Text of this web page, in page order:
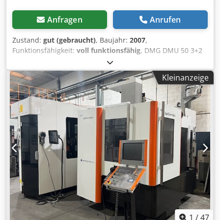
anspruchsvolle Dreharbeiten im allgemeinen
Maschinenbau sowie in der Serien- und
Einzelteilfertigung. Der stabile Aufbau mit Verfahrwegen
von 234 mm in der X-Achse und 625 mm in der Z-Achse
sowie einem Stangendurchlass von ca. 65 mm ermöglicht
eine flexible Aufnahme unterschiedlichster
Werkstückgeometrien – bei einer max. Nutzlast in der
Futterbearbeitung von 300 kg und einem max.
Ladegewicht von 500 kg. Die leistungsstarke Hauptspindel
mit 8″-Spannfuttergröße und bis zu 5.000 U/min
gewährleistet hohe Zerspanleistung und Präzision. Die
Maschine ist mit einer modernen MAZATROL SmoothG-
Steuerung ausgestattet, die eine intuitive Bedienung,
schnelle Programmierung sowie hohe Prozesssicherheit
bietet. Der 16-fach Werkzeugrevolver (VDI 40,
Schnellwechselfunktion) ermöglicht flexible und effiziente
Bearbeitungsprozesse auch bei komplexen
Fertigungsaufgaben. Der Reitstock (MT Nr. 5, 550 mm
Verfahrweg) sorgt zusätzlich für sicheren Halt bei langen
Werkstücken. Zur weiteren Prozesssicherheit und
Anfragen Anrufen
Zustand: gut (gebraucht), Baujahr: 2007,
Funktionsfähigkeit: voll funktionsfähig, DMG DMU 50 3+2
Achsen SPINDEL überholt 01/2026 Steuerung Heidenhain
iTNC 530 Stunden : 11275h Programm x-Weg 500 mm y-
Weg 450 mm z-Weg 400 mm Steuerung iTNC 530
Heidenhain Drehzahlbereich - Hauptspindel 20 - 10.000
min/-1 Werkzeugaufnahme SK 40 DIN 69871
Tischaufspannfläche 700 x 500 mm max. Tischbelastung
500 kg T-Nuten 7x 14 x 63 mm Anzahl der Werkzeugplätze
30 pos. Dsdpfxsza T A De Agxjkr max. Werkzeuggewicht 6
kg Eilgang 24 m/min Vorschubkraft 4,5 kN
Vorschubgeschwindigkeit 1 - 24.000 mm/min
Gesamtleistungsbedarf 26 kVA Maschinengewicht ca. 4,5 t
Raumbedarf ca. 4,5 x 3,5 x 2,3 m Späneförderer Handrad
Messtaster Kühlmittelpistole sofort verfügbar
Kleinanzeige
1 /47